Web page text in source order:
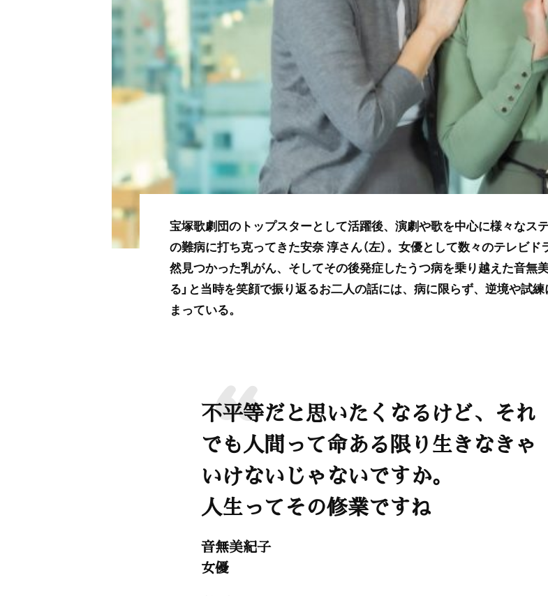
宝塚歌劇団のトップスターとして活躍後、演劇や歌を中心に様々なス
の難病に打ち克ってきた安奈 淳さん（左）。女優として数々のテレビ
然見つかった乳がん、そしてその後発症したうつ病を乗り越えた音無美
る」と当時を笑顔で振り返るお二人の話には、病に限らず、逆境や試
まっている。
不平等だと思いたくなるけど、それ
でも人間って命ある限り生きなきゃ
いけないじゃないですか。
人生ってその修業ですね
音無美紀子
女優